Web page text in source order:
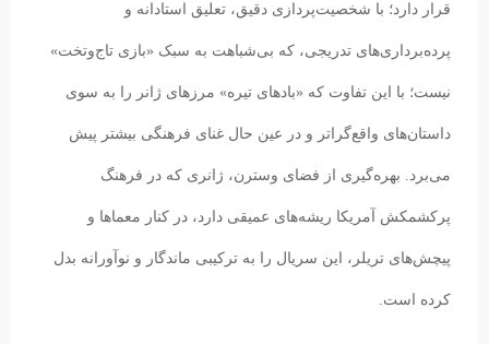
قرار دارد؛ با شخصیت‌پردازی دقیق، تعلیق استادانه و
پرده‌برداری‌های تدریجی، که بی‌شباهت به سبک «بازی تاج‌وتخت»
نیست؛ با این تفاوت که «بادهای تیره» مرزهای ژانر را به سوی
داستان‌های واقع‌گراتر و در عین حال غنای فرهنگی بیشتر پیش
می‌برد. بهره‌گیری از فضای وسترن، ژانری که در فرهنگ
پرکشمکش آمریکا ریشه‌های عمیقی دارد، در کنار معماها و
پیچش‌های تریلر، این سریال را به ترکیبی ماندگار و نوآورانه بدل
کرده است.